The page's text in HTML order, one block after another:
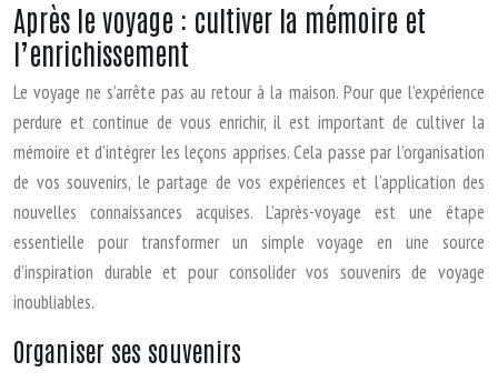
Après le voyage : cultiver la mémoire et
l’enrichissement
Le voyage ne s’arrête pas au retour à la maison. Pour que l’expérience
perdure et continue de vous enrichir, il est important de cultiver la
mémoire et d’intégrer les leçons apprises. Cela passe par l’organisation
de vos souvenirs, le partage de vos expériences et l’application des
nouvelles connaissances acquises. L’après-voyage est une étape
essentielle pour transformer un simple voyage en une source
d’inspiration durable et pour consolider vos souvenirs de voyage
inoubliables.
Organiser ses souvenirs